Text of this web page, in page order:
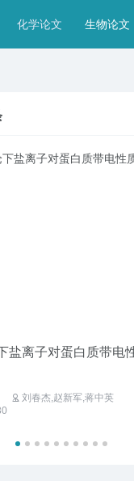
化学论文 生物论文
盐离子对蛋白质带电
刘春杰,赵新军,蒋中英